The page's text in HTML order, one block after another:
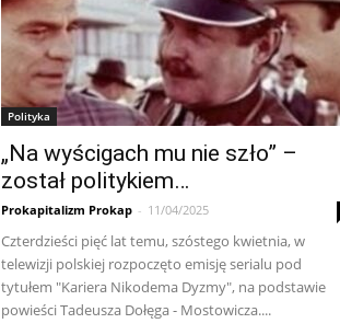
Polityka
„Na wyścigach mu nie szło” –
został politykiem…
Prokapitalizm Prokap - 11/04/2025
Czterdzieści pięć lat temu, szóstego kwietnia, w
telewizji polskiej rozpoczęto emisję serialu pod
tytułem "Kariera Nikodema Dyzmy", na podstawie
powieści Tadeusza Dołęga - Mostowicza....